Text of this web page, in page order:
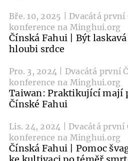
Bře. 10, 2025 | Dvacátá první
konference na Minghui.org
Čínská Fahui | Být
hloubi srdce
Pro. 3, 2024 | Dvacátá první
konference na Minghui.org
Taiwan: Praktikující mají
Čínské Fahui
Lis. 24, 2024 | Dvacátá první
konference na Minghui.org
Čínská Fahui | Pomoc